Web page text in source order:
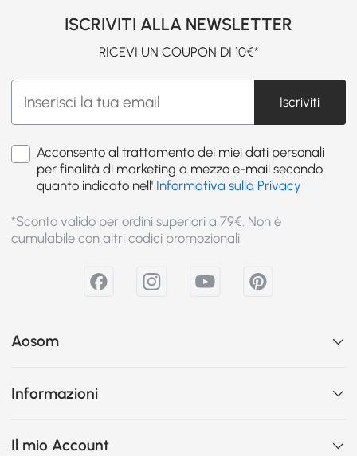
ISCRIVITI ALLA NEWSLETTER
RICEVI UN COUPON DI 10€*
Iscriviti
Acconsento al trattamento dei miei dati personali
per finalità di marketing a mezzo e-mail secondo
quanto indicato nell' Informativa sulla Privacy
*Sconto valido per ordini superiori a 79€. Non è
cumulabile con altri codici promozionali.
Aosom
Informazioni
Il mio Account